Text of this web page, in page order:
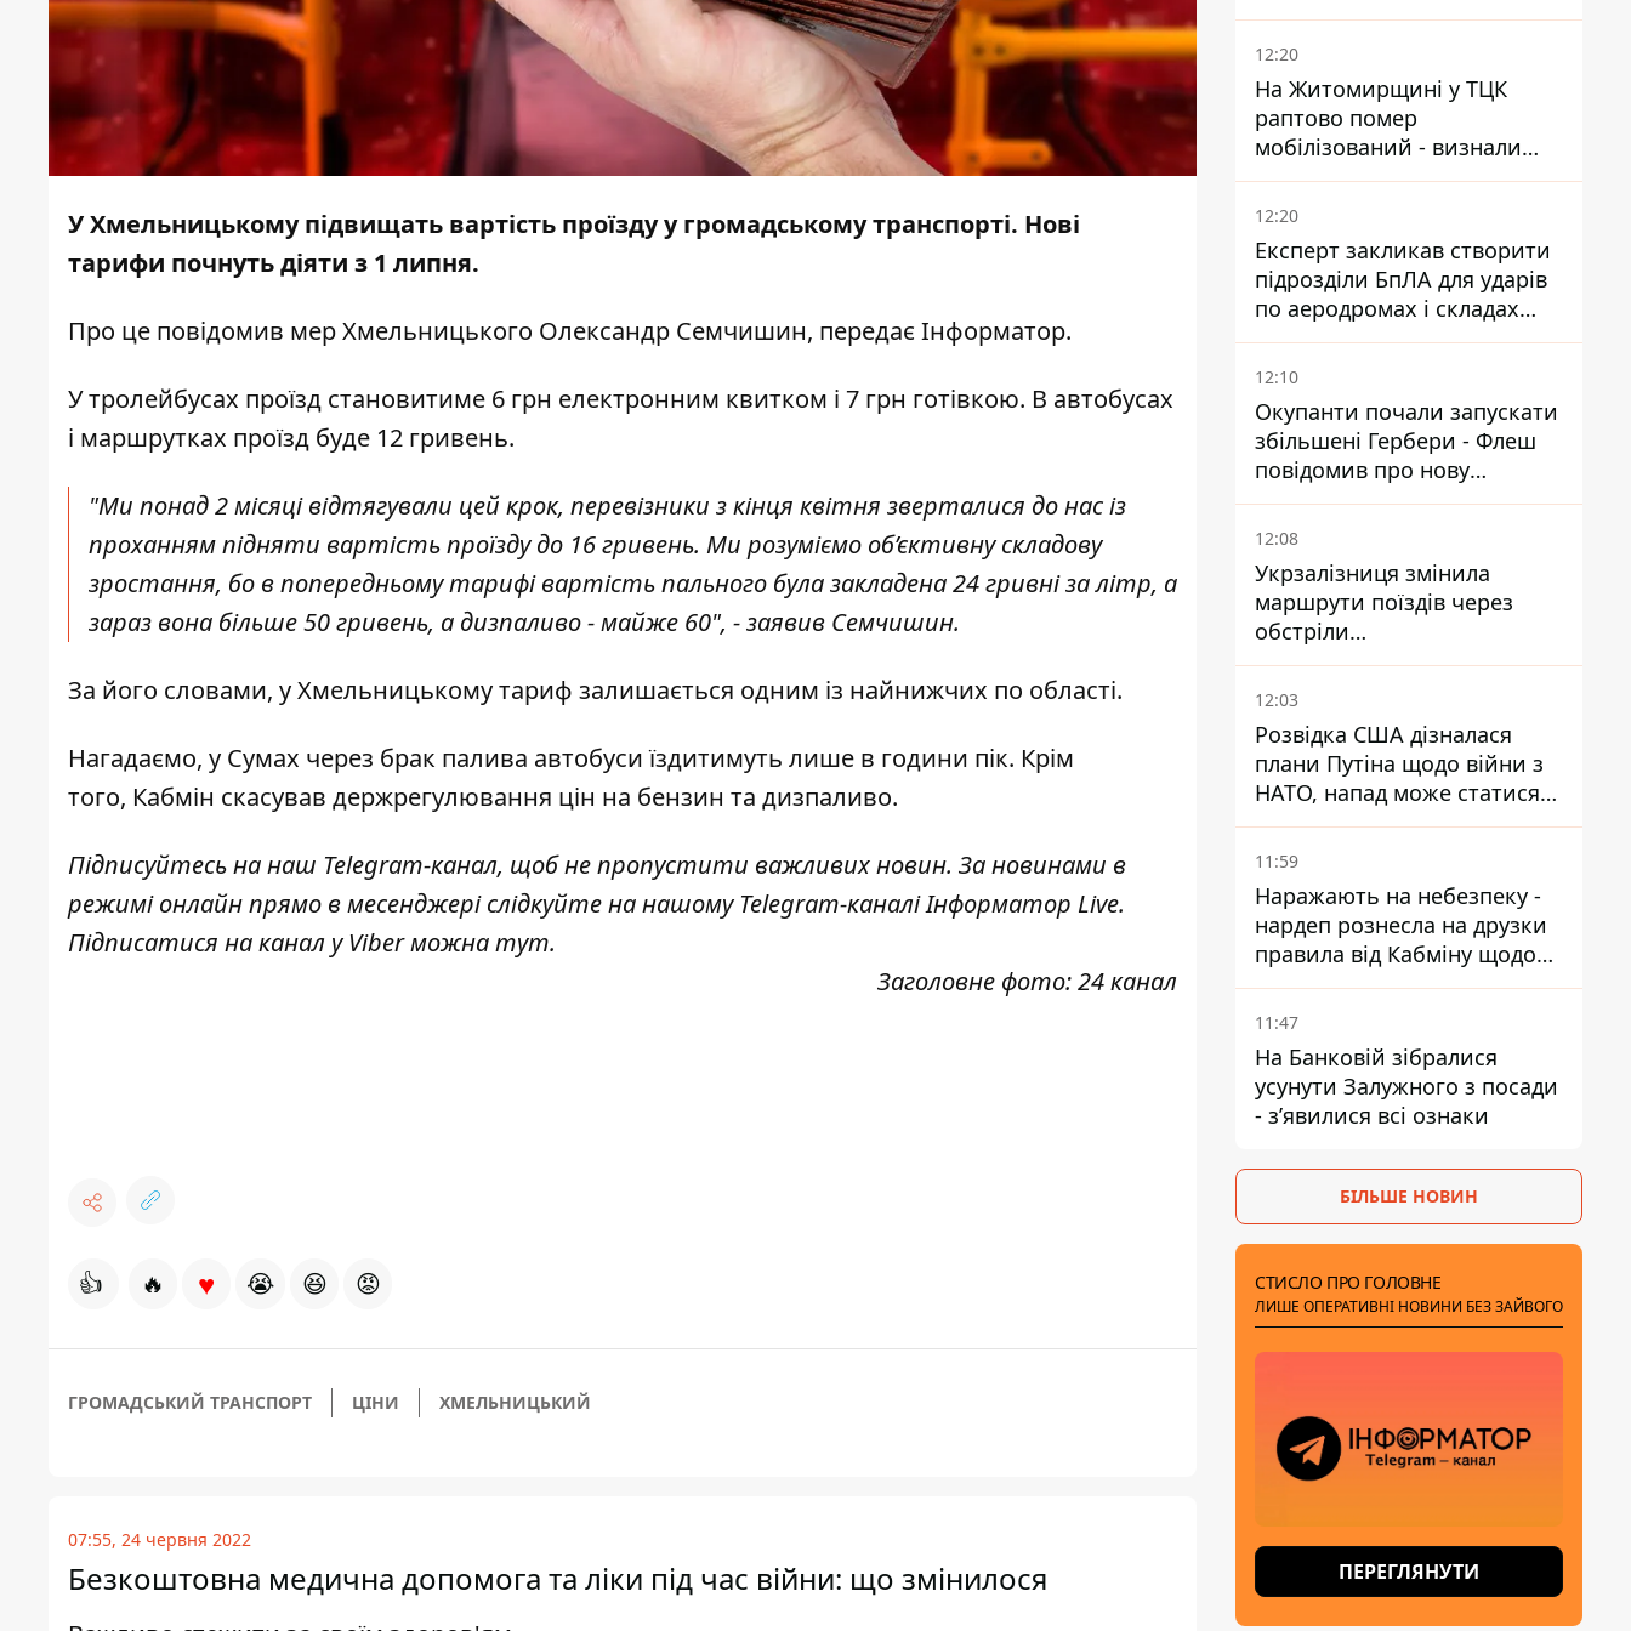
У Хмельницькому підвищать вартість проїзду у громадському транспорті. Нові
тарифи почнуть діяти з 1 липня.
Про це повідомив мер Хмельницького Олександр Семчишин, передає Інформатор.
У тролейбусах проїзд становитиме 6 грн електронним квитком і 7 грн готівкою. В автобусах
і маршрутках проїзд буде 12 гривень.
"Ми понад 2 місяці відтягували цей крок, перевізники з кінця квітня зверталися до нас із
проханням підняти вартість проїзду до 16 гривень. Ми розуміємо об’єктивну складову
зростання, бо в попередньому тарифі вартість пального була закладена 24 гривні за літр, а
зараз вона більше 50 гривень, а дизпаливо - майже 60", - заявив Семчишин.
За його словами, у Хмельницькому тариф залишається одним із найнижчих по області.
Нагадаємо, у Сумах через брак палива автобуси їздитимуть лише в години пік. Крім
того, Кабмін скасував держрегулювання цін на бензин та дизпаливо.
Підписуйтесь на наш Telegram-канал, щоб не пропустити важливих новин. За новинами в
режимі онлайн прямо в месенджері слідкуйте на нашому Telegram-каналіІнформатор Live.
Підписатися на канал у Viber можнатут.
Заголовне фото: 24 канал
👍 🔥 ♥ 😭 😆 😡
ГРОМАДСЬКИЙ ТРАНСПОРТ ЦІНИ ХМЕЛЬНИЦЬКИЙ
07:55, 24 червня 2022
Безкоштовна медична допомога та ліки під час війни: що змінилося
12:20
На Житомирщині у ТЦК
раптово помер
мобілізований - визнали
придатним і одразу ж
зупинилося серце
12:20
Експерт закликав створити
підрозділи БпЛА для ударів
по аеродромах і складах
КАБів ворога
12:10
Окупанти почали запускати
збільшені Гербери - Флеш
повідомив про нову
модифікацію дрона
12:08
Укрзалізниця змінила
маршрути поїздів через
обстріли
Дніпропетровщини,
Харківщини й Запоріжжя
12:03
Розвідка США дізналася
плани Путіна щодо війни з
НАТО, напад може статися
восени – у WSJ розкрили
деталі
11:59
Наражають на небезпеку -
нардеп рознесла на друзки
правила від Кабміну щодо
зберігання пального
11:47
На Банковій зібралися
усунути Залужного з посади
- зʼявилися всі ознаки
БІЛЬШЕ НОВИН
СТИСЛО ПРО ГОЛОВНЕ
ЛИШЕ ОПЕРАТИВНІ НОВИНИ БЕЗ ЗАЙВОГО
ПЕРЕГЛЯНУТИ